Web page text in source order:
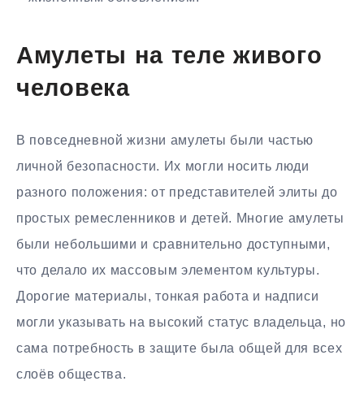
Амулеты на теле живого
человека
В повседневной жизни амулеты были частью
личной безопасности. Их могли носить люди
разного положения: от представителей элиты до
простых ремесленников и детей. Многие амулеты
были небольшими и сравнительно доступными,
что делало их массовым элементом культуры.
Дорогие материалы, тонкая работа и надписи
могли указывать на высокий статус владельца, но
сама потребность в защите была общей для всех
слоёв общества.